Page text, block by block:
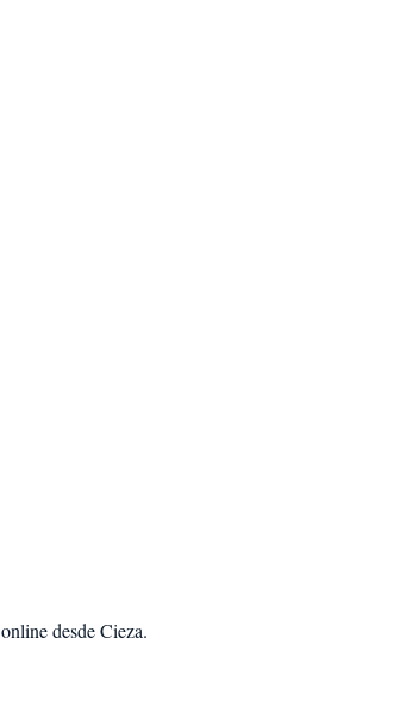
online desde Cieza.